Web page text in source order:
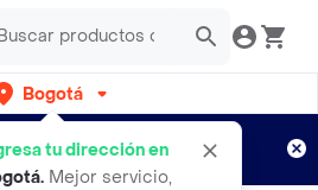
Bogotá
tu dirección en
. Mejor servicio,
por semanas
Aplican TyC